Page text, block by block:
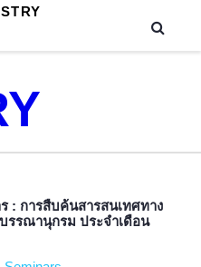
: การสืบค้นสารสนเทศทาง
รรณานุกรม ประจำเดือน